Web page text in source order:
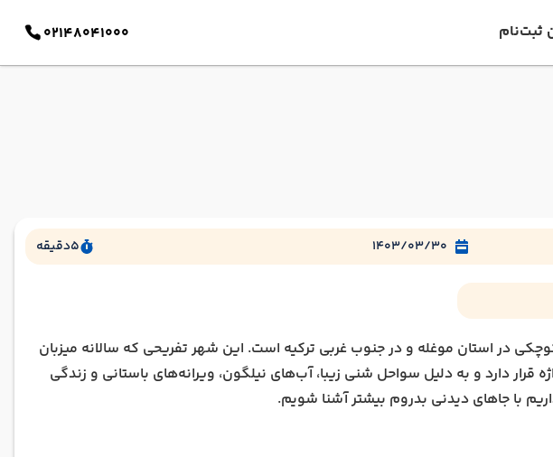
ثبت‌نام 02148041000
1403/03/30
5دقیقه
در استان موغله و در جنوب غربی ترکیه است. این شهر تفریحی که سالانه میزبان
دارد و به دلیل سواحل شنی زیبا، آب‌های نیلگون، ویرانه‌های باستانی و زندگی
با جاهای دیدنی بدروم بیشتر آشنا شویم.